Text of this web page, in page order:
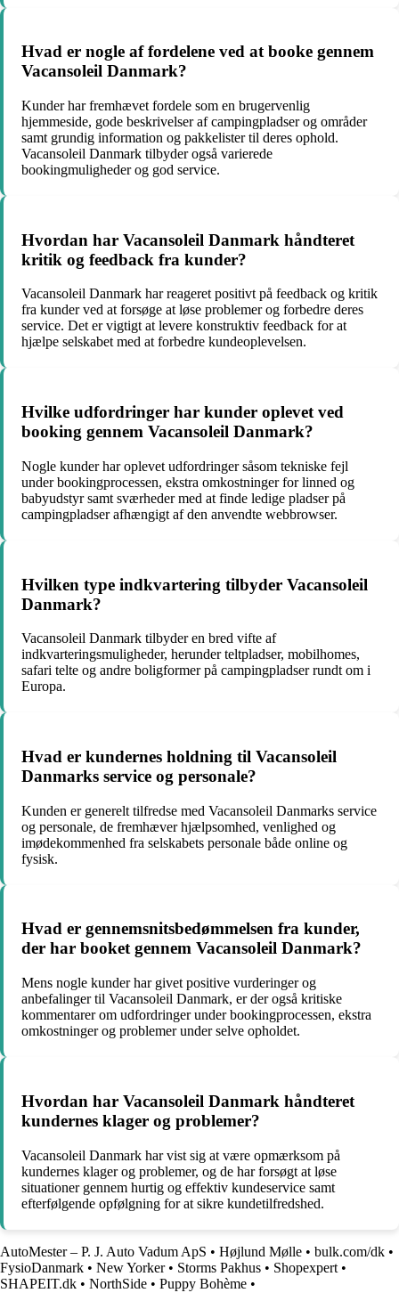
Hvad er nogle af fordelene ved at booke gennem
Vacansoleil Danmark?
Kunder har fremhævet fordele som en brugervenlig
hjemmeside, gode beskrivelser af campingpladser og områder
samt grundig information og pakkelister til deres ophold.
Vacansoleil Danmark tilbyder også varierede
bookingmuligheder og god service.
Hvordan har Vacansoleil Danmark håndteret
kritik og feedback fra kunder?
Vacansoleil Danmark har reageret positivt på feedback og kritik
fra kunder ved at forsøge at løse problemer og forbedre deres
service. Det er vigtigt at levere konstruktiv feedback for at
hjælpe selskabet med at forbedre kundeoplevelsen.
Hvilke udfordringer har kunder oplevet ved
booking gennem Vacansoleil Danmark?
Nogle kunder har oplevet udfordringer såsom tekniske fejl
under bookingprocessen, ekstra omkostninger for linned og
babyudstyr samt sværheder med at finde ledige pladser på
campingpladser afhængigt af den anvendte webbrowser.
Hvilken type indkvartering tilbyder Vacansoleil
Danmark?
Vacansoleil Danmark tilbyder en bred vifte af
indkvarteringsmuligheder, herunder teltpladser, mobilhomes,
safari telte og andre boligformer på campingpladser rundt om i
Europa.
Hvad er kundernes holdning til Vacansoleil
Danmarks service og personale?
Kunden er generelt tilfredse med Vacansoleil Danmarks service
og personale, de fremhæver hjælpsomhed, venlighed og
imødekommenhed fra selskabets personale både online og
fysisk.
Hvad er gennemsnitsbedømmelsen fra kunder,
der har booket gennem Vacansoleil Danmark?
Mens nogle kunder har givet positive vurderinger og
anbefalinger til Vacansoleil Danmark, er der også kritiske
kommentarer om udfordringer under bookingprocessen, ekstra
omkostninger og problemer under selve opholdet.
Hvordan har Vacansoleil Danmark håndteret
kundernes klager og problemer?
Vacansoleil Danmark har vist sig at være opmærksom på
kundernes klager og problemer, og de har forsøgt at løse
situationer gennem hurtig og effektiv kundeservice samt
efterfølgende opfølgning for at sikre kundetilfredshed.
AutoMester – P. J. Auto Vadum ApS • Højlund Mølle • bulk.com/dk •
FysioDanmark • New Yorker• Storms Pakhus • Shopexpert •
SHAPEIT.dk • NorthSide • Puppy Bohème •